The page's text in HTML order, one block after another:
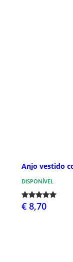
Anjo vestido
DISPONÍVEL
€ 8,70